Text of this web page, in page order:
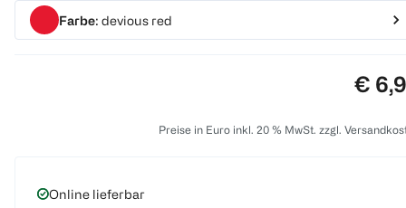
Farbe: devious red
€
Preise in Euro inkl. 20 % MwSt. zzgl.
Online lieferbar